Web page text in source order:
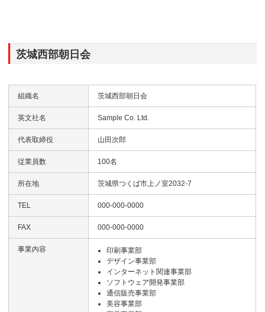
茨城西部朝日会
組織名 茨城西部朝日会
英文社名 Sample Co. Ltd.
代表取締役 山田次郎
従業員数 100名
所在地 茨城県つくば市上ノ室2032-7
TEL 000-000-0000
FAX 000-000-0000
事業内容
印刷事業部
デザイン事業部
インターネット関連事業部
ソフトウェア開発事業部
通信販売事業部
美容事業部